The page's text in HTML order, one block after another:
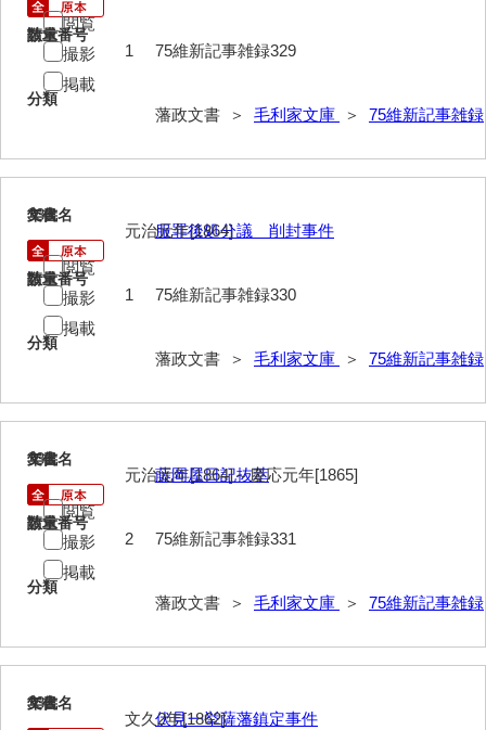
*11軍事
*12宗教
*14目録
徳山毛利家文庫
県庁伝来旧藩記録
両公伝史料
特定歴史公文書
諸家文書
請求番号
75維新記事雑録329
分類
藩政文書 ＞ 毛利家文庫 ＞ 75維新記事雑録
数量
1
閲覧
撮影
掲載
330
文書名
服罪後処分議 削封事件
請求番号
75維新記事雑録330
分類
藩政文書 ＞ 毛利家文庫 ＞ 75維新記事雑録
年代
元治元年[1864]
数量
1
閲覧
撮影
掲載
331
文書名
藤岡屋日記抜萃
請求番号
75維新記事雑録331
分類
藩政文書 ＞ 毛利家文庫 ＞ 75維新記事雑録
年代
元治元年[1864]～慶応元年[1865]
数量
2
閲覧
撮影
掲載
332
文書名
伏見一挙薩藩鎮定事件
年代
文久2年[1862]